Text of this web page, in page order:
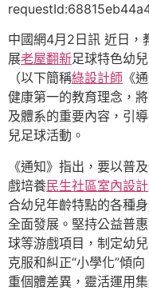
中國網4月2日訊 近日，
展老屋翻新足球特色幼
（以下簡稱綠設計師 《
健康第一的教育理念，
及體系的重要內容，引
兒足球活動。
《通知》指出，要以普
戲培養民生社區室內設計
合幼兒年齡特點的各種
全面發展。堅持公益普
球等游戲項目，制定幼
克服和糾正“小學化”傾
重個體差異，靈活運用